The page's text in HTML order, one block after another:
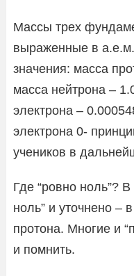
Массы трех
выраженные в
значения: масса
масса нейтрона –
электрона –
электрона 0-
учеников в
Где “ровно ноль”?
ноль” и уточнено –
протона. Многие и
и помнить.